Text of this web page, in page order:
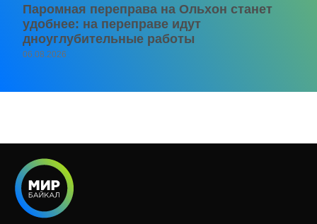
Паромная переправа на Ольхон станет
удобнее: на переправе идут
дноуглубительные работы
06.08.2026